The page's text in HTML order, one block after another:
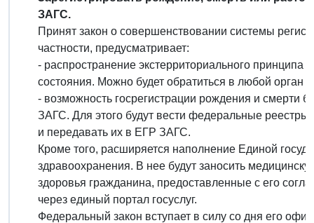
ЗАГС.
Принят закон о совершенствовании системы
частности, предусматривает:
- распространение экстерриториального принципа
состояния. Можно будет обратиться в любой
- возможность госрегистрации рождения и смерти
ЗАГС. Для этого будут вести федеральные
и передавать их в ЕГР ЗАГС.
Кроме того, расширяется наполнение Единой
здравоохранения. В нее будут заносить
здоровья гражданина, предоставленные с его
через единый портал госуслуг.
Федеральный закон вступает в силу со дня его